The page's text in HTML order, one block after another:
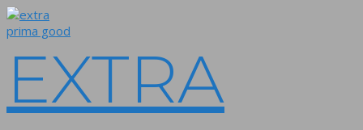
Skip
to
EXTRA